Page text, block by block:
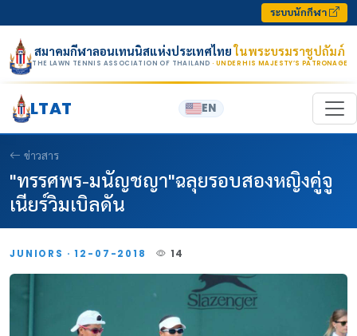
ระบบนักกีฬา
สมาคมกีฬาลอนเทนนิสแห่งประเทศไทยในพระบรมราชูปถัมภ์
THE LAWN TENNIS ASSOCIATION OF THAILAND · UNDER HIS MAJESTY’S PATRONAGE
LTAT EN
ข่าวสาร
"ทรรศพร-มนัญชญา"ฉลุยรอบสองหญิงคู่จู
เนียร์วิมเบิลดัน
JUNIORS · 12-07-2018 14